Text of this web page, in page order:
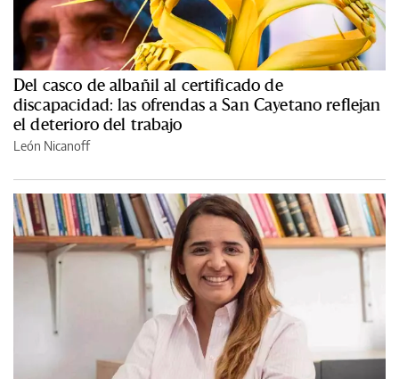
Del casco de albañil al certificado de
discapacidad: las ofrendas a San Cayetano reflejan
el deterioro del trabajo
León Nicanoff